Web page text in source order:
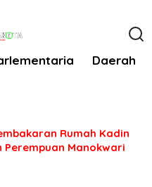
Daerah
Rumah Kadin
Perempuan Manokwari